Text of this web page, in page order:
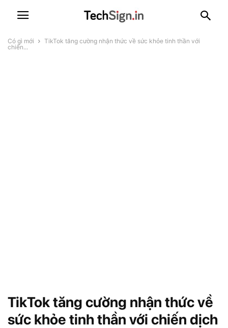
Có gì mới
TikTok tăng cường nhận thức về sức khỏe tinh thần với
chiến...
TikTok tăng cường nhận thức về
sức khỏe tinh thần với chiến dịch